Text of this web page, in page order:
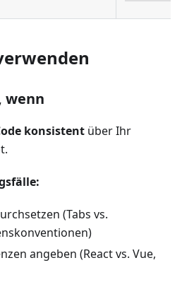
wenn
konsistent über Ihr
(Tabs vs.
angeben (React vs. Vue,